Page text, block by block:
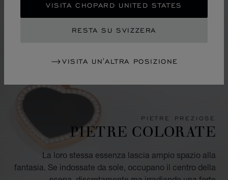
VISITA CHOPARD UNITED STATES
RESTA SU SVIZZERA
VISITA UN'ALTRA POSIZIONE
PIETRE PREZIOSE
PIETRE COLORATE
La loro stessa essenza lascia ampio spazio alla
fantasia. Se indossate da sole, occupano il centro della